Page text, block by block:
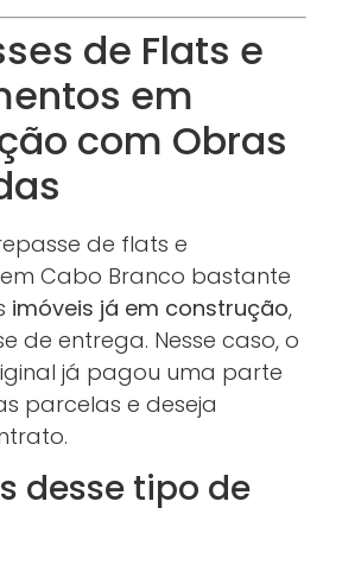
de Flats e
em
com Obras
de flats e
Cabo Branco bastante
imóveis já em construção,
de entrega. Nesse caso, o
já pagou uma parte
parcelas e deseja
desse tipo de